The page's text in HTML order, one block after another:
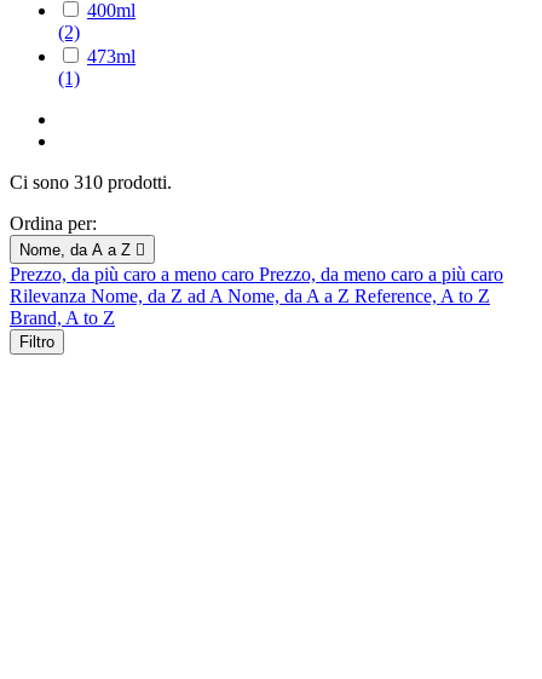
400ml
(2)
473ml
(1)
Ci sono 310 prodotti.
Ordina per:
Nome, da A a Z 
Prezzo, da più caro a meno caro Prezzo, da meno caro a più caro
Rilevanza Nome, da Z ad A Nome, da A a Z Reference, A to Z
Brand, A to Z
Filtro